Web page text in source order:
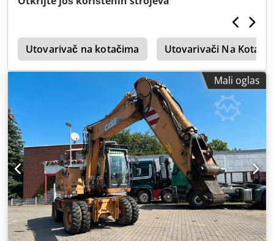
Utovarivač na kotačima Utovarivači Na
Mali oglas